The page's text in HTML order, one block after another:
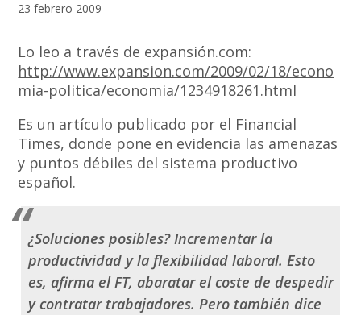
23 febrero 2009
Lo leo a través de expansión.com:
http://www.expansion.com/2009/02/18/econo
mia-politica/economia/1234918261.html
Es un artículo publicado por el Financial
Times, donde pone en evidencia las amenazas
y puntos débiles del sistema productivo
español.
¿Soluciones posibles? Incrementar la
productividad y la flexibilidad laboral. Esto
es, afirma el FT, abaratar el coste de despedir
y contratar trabajadores. Pero también dice